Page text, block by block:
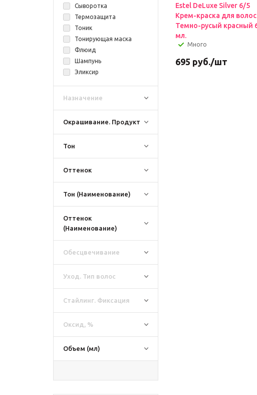
Сыворотка
Термозащита
Тоник
Тонирующая маска
Флюид
Шампунь
Эликсир
Назначение
Окрашивание. Продукт
Тон
Оттенок
Тон (Наименование)
Оттенок
(Наименование)
Обесцвечивание
Уход. Тип волос
Стайлинг. Фиксация
Оксид, %
Объем (мл)
Estel DeLuxe Silver 6/5
Крем-краска для волос
Темно-русый красный 60
мл.
Много
695 руб./шт